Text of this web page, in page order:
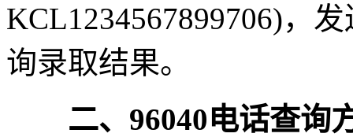
KCL1234567899706)，
询录取结果。
二、96040电话查询